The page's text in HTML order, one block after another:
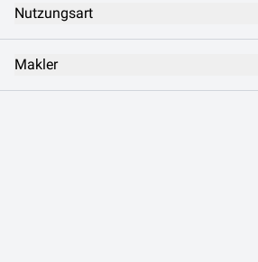
Nutzungsart
Makler